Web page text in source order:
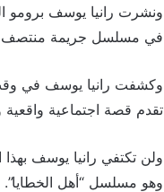
ونشرت رانيا يوسف برومو
في مسلسل جريمة منتصف
وكشفت رانيا يوسف في
تقدم قصة اجتماعية
ولن تكتفي رانيا يوسف
وهو مسلسل “أهل الخطايا”.